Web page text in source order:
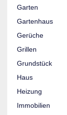
Garten
Gartenhaus
Gerüche
Grillen
Grundstück
Haus
Heizung
Immobilien